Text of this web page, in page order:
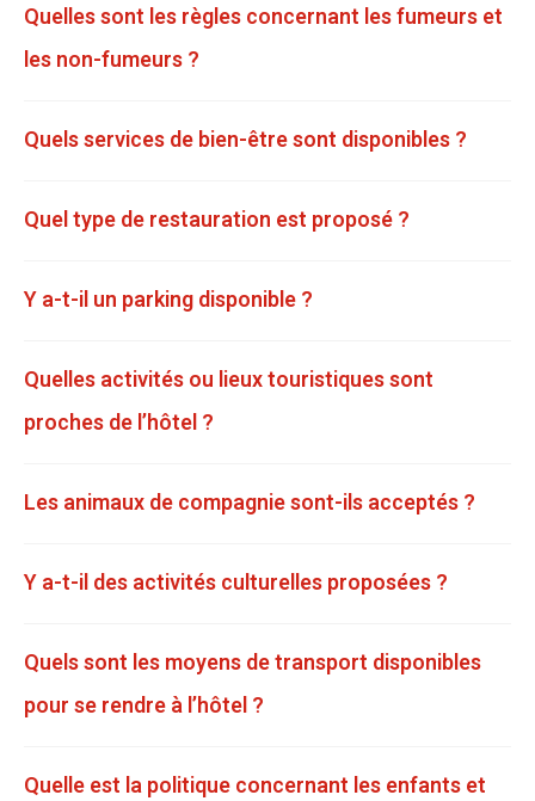
Quelles sont les règles concernant les fumeurs et
les non-fumeurs ?
Quels services de bien-être sont disponibles ?
Quel type de restauration est proposé ?
Y a-t-il un parking disponible ?
Quelles activités ou lieux touristiques sont
proches de l’hôtel ?
Les animaux de compagnie sont-ils acceptés ?
Y a-t-il des activités culturelles proposées ?
Quels sont les moyens de transport disponibles
pour se rendre à l’hôtel ?
Quelle est la politique concernant les enfants et